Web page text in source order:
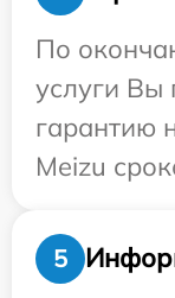
По
услуги Вы
гарантию
Meizu
5